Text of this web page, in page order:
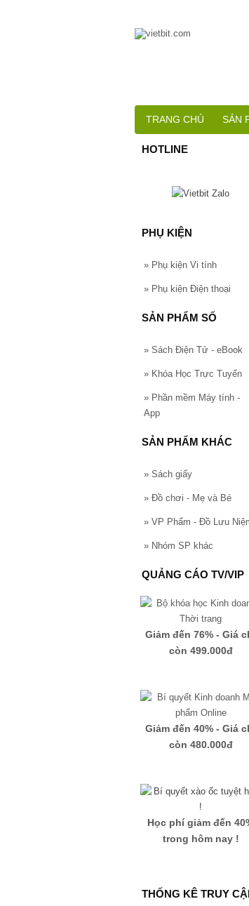
HOTLINE
PHỤ KIỆN
» Phụ kiện Vi tính
» Phụ kiện Điện thoại
SẢN PHẨM SỐ
» Sách Điện Tử - eBook
» Khóa Học Trực Tuyến
» Phần mềm Máy tính -
App
SẢN PHẨM KHÁC
» Sách giấy
» Đồ chơi - Mẹ và Bé
» VP Phẩm - Đồ Lưu
» Nhóm SP khác
QUẢNG CÁO TV/VIP
Giảm đến 76% - Giá
còn 499.000đ
Giảm đến 40% - Giá
còn 480.000đ
Học phí giảm đến
trong hôm nay !
THỐNG KÊ TRUY
TRANG CHỦ SẢN